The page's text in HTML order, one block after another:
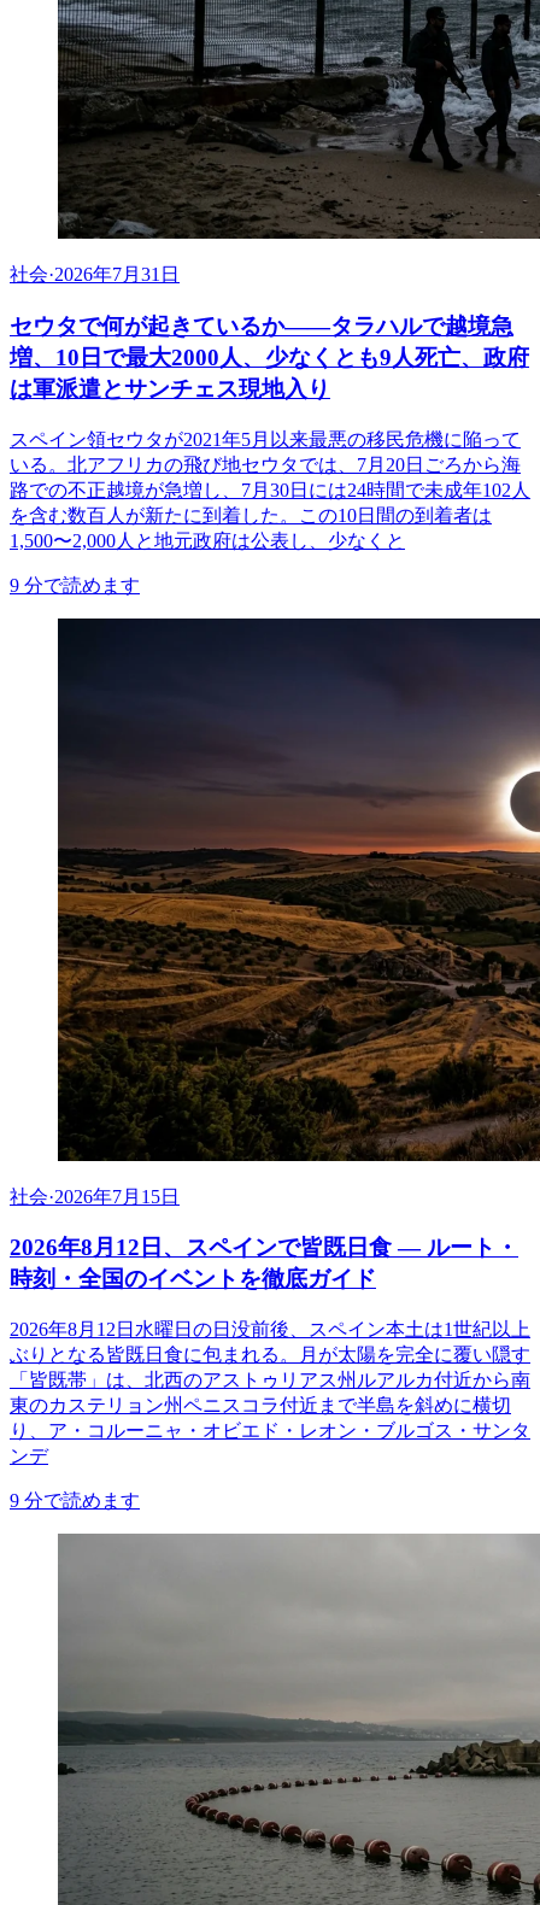
社会·2026年7月31日
セウタで何が起きているか——タラハルで越境急
増、10日で最大2000人、少なくとも9人死亡、政府
は軍派遣とサンチェス現地入り
スペイン領セウタが2021年5月以来最悪の移民危機に陥って
いる。北アフリカの飛び地セウタでは、7月20日ごろから海
路での不正越境が急増し、7月30日には24時間で未成年102人
を含む数百人が新たに到着した。この10日間の到着者は
1,500〜2,000人と地元政府は公表し、少なくと
9 分で読めます
社会·2026年7月15日
2026年8月12日、スペインで皆既日食 ― ルート・
時刻・全国のイベントを徹底ガイド
2026年8月12日水曜日の日没前後、スペイン本土は1世紀以上
ぶりとなる皆既日食に包まれる。月が太陽を完全に覆い隠す
「皆既帯」は、北西のアストゥリアス州ルアルカ付近から南
東のカステリョン州ペニスコラ付近まで半島を斜めに横切
り、ア・コルーニャ・オビエド・レオン・ブルゴス・サンタ
ンデ
9 分で読めます